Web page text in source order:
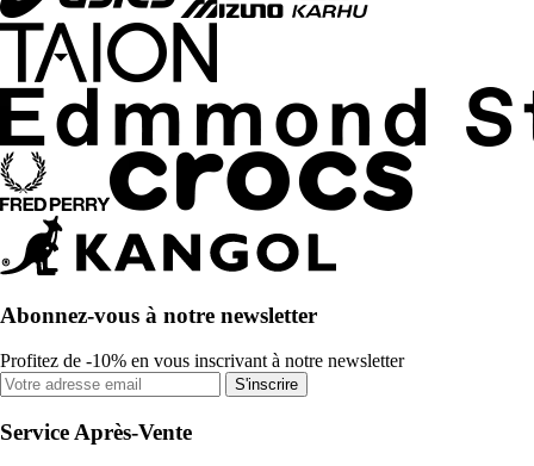
Abonnez-vous à notre newsletter
Profitez de -10% en vous inscrivant à notre newsletter
S'inscrire
Service Après-Vente